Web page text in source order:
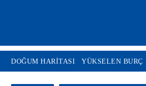
DOĞUM HARİTASI YÜKSELEN BURÇ